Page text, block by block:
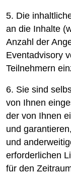
5. Die
an die Inhalte
Anzahl der
Eventadvisory
Teilnehmern
6. Sie sind
von Ihnen
der von Ihnen
und
und
erforderlichen
für den